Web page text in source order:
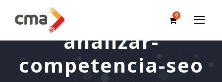
0
analizar-
competencia-seo